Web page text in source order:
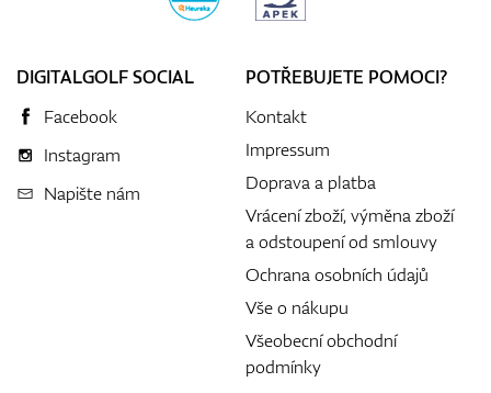
DIGITALGOLF SOCIAL
Facebook
Instagram
Napište nám
POTŘEBUJETE POMOCI?
Kontakt
Impressum
Doprava a platba
Vrácení zboží, výměna zboží
a odstoupení od smlouvy
Ochrana osobních údajů
Vše o nákupu
Všeobecní obchodní
podmínky